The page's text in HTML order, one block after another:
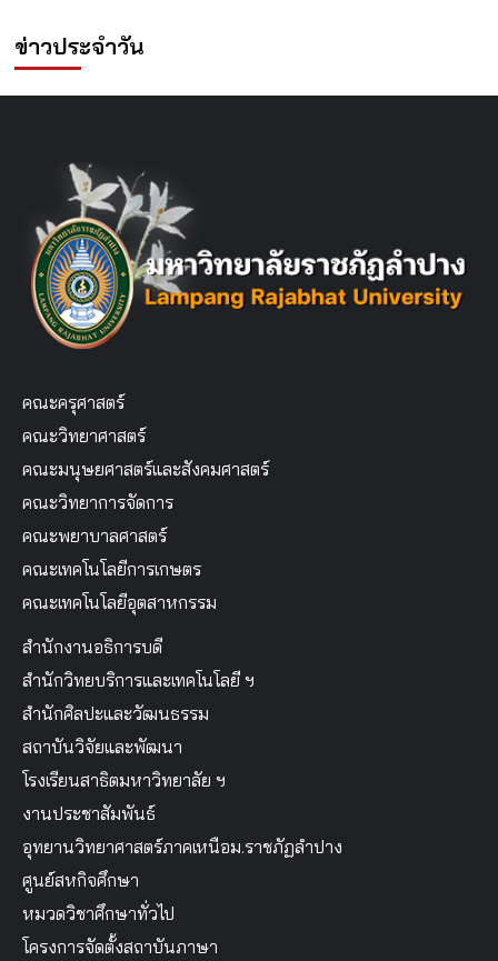
ข่าวประจำวัน
คณะครุศาสตร์
คณะวิทยาศาสตร์
คณะมนุษยศาสตร์และสังคมศาสตร์
คณะวิทยาการจัดการ
คณะพยาบาลศาสตร์
คณะเทคโนโลยีการเกษตร
คณะเทคโนโลยีอุตสาหกรรม
สำนักงานอธิการบดี
สำนักวิทยบริการและเทคโนโลยี ฯ
สำนักศิลปะและวัฒนธรรม
สถาบันวิจัยและพัฒนา
โรงเรียนสาธิตมหาวิทยาลัย ฯ
งานประชาสัมพันธ์
อุทยานวิทยาศาสตร์ภาคเหนือม.ราชภัฏลำปาง
ศูนย์สหกิจศึกษา
หมวดวิชาศึกษาทั่วไป
โครงการจัดตั้งสถาบันภาษา